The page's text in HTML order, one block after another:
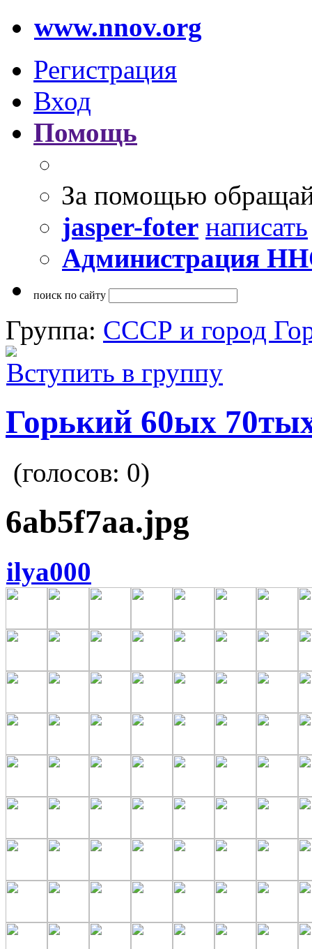
www.nnov.org
Регистрация
Вход
Помощь
За помощью
jasper-foter написать
Администрация
поиск по сайту
Группа: СССР и город
Вступить в группу
Горький 60ых
(голосов: 0)
6ab5f7aa.jpg
ilya000